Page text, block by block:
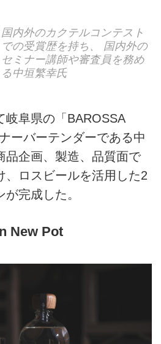
国内外のカクテルコンテスト
での受賞歴を持ち、 国内外の
セミナー講師や審査員を務め
る中垣繁幸氏
岐阜県の「BAROSSA
ーバーテンダーである中
品企画、製造、品質面で
、ロスビールを活用した2
完成した。
New Pot